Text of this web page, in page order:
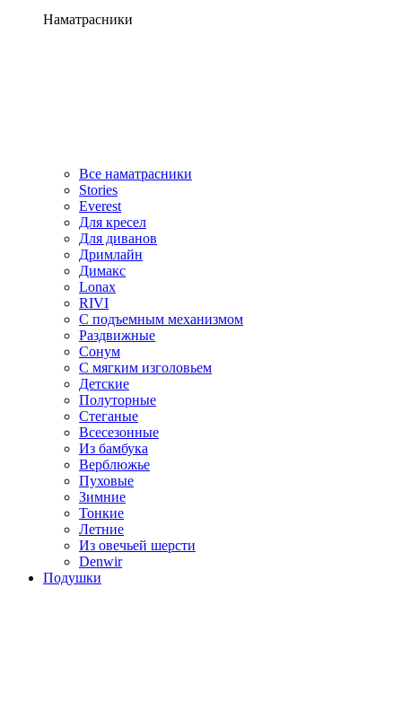
Наматрасники
Все наматрасники
Stories
Everest
Для кресел
Для диванов
Дримлайн
Димакс
Lonax
RIVI
С подъемным механизмом
Раздвижные
Сонум
С мягким изголовьем
Детские
Полуторные
Стеганые
Всесезонные
Из бамбука
Верблюжье
Пуховые
Зимние
Тонкие
Летние
Из овечьей шерсти
Denwir
Подушки